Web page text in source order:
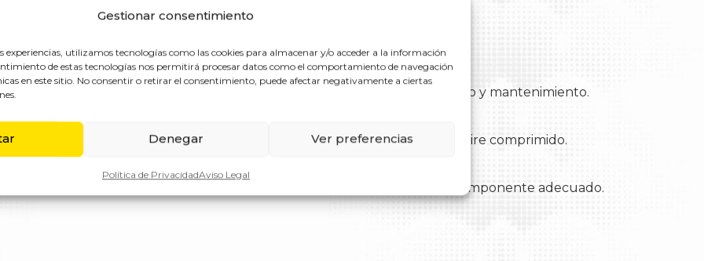
Gestionar consentimiento
experiencias, utilizamos tecnologías como las cookies para almacenar y/o acceder a la información
de estas tecnologías nos permitirá procesar datos como el comportamiento de navegación
en este sitio. No consentir o retirar el consentimiento, puede afectar negativamente a ciertas
Denegar Ver preferencias
Política de PrivacidadAviso Legal
esta sede
rosca.
Herramientas hidráulicas
Equipos para elevación, empuje, prensado y mantenimiento.
Material para instalaciones y sistemas de aire comprimido.
Ayuda para identificar la conexión o el componente adecuado.